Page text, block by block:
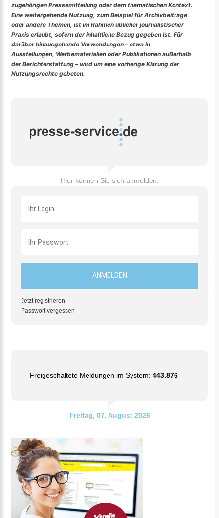
zugehörigen Pressemitteilung oder dem thematischen Kontext.
Eine weitergehende Nutzung, zum Beispiel für Archivbeiträge
oder andere Themen, ist im Rahmen üblicher journalistischer
Praxis erlaubt, sofern der inhaltliche Bezug gegeben ist. Für
darüber hinausgehende Verwendungen – etwa in
Ausstellungen, Werbematerialien oder Publikationen außerhalb
der Berichterstattung – wird um eine vorherige Klärung der
Nutzungsrechte gebeten.
Hier können Sie sich anmelden:
Jetzt registrieren
Passwort vergessen
Freigeschaltete Meldungen im System: 443.876
Freitag, 07. August 2026